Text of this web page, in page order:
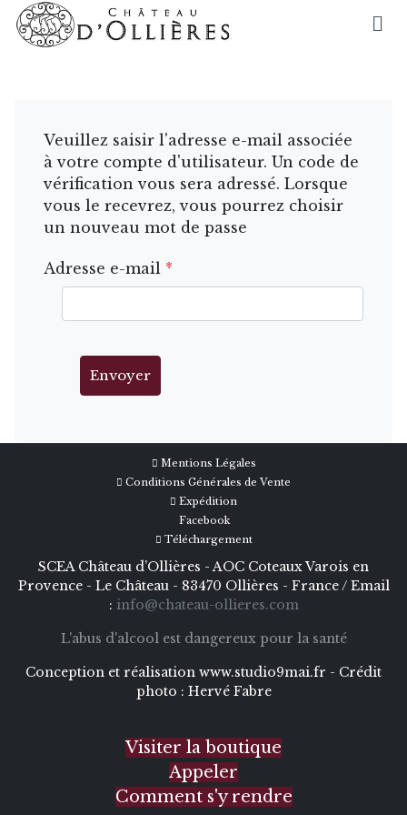
Veuillez saisir l'adresse e-mail associée
à votre compte d'utilisateur. Un code de
vérification vous sera adressé. Lorsque
vous le recevrez, vous pourrez choisir
un nouveau mot de passe
Adresse e-mail *
Envoyer
Mentions Légales
Conditions Générales de Vente
Expédition
Facebook
Téléchargement
SCEA Château d’Ollières - AOC Coteaux Varois en
Provence - Le Château - 83470 Ollières - France / Email
: info@chateau-ollieres.com
L'abus d'alcool est dangereux pour la santé
Conception et réalisation www.studio9mai.fr - Crédit
photo : Hervé Fabre
Visiter la boutique
Appeler
Comment s'y rendre